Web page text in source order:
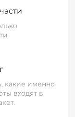
какие именно
входят в